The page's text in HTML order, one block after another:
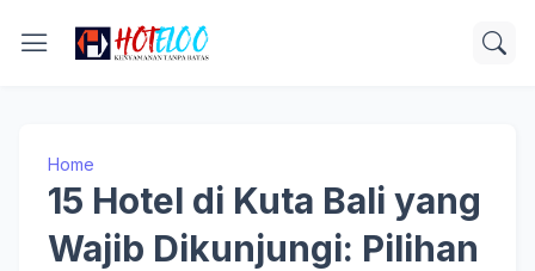
Home
15 Hotel di Kuta Bali yang
Wajib Dikunjungi: Pilihan